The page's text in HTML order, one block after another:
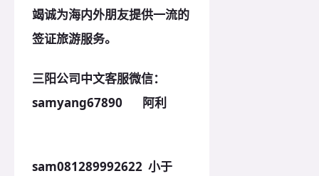
竭诚为海内外朋友提供一流的
签证旅游服务。
三阳公司中文客服微信：
samyang67890 阿利
sam081289992622 小于